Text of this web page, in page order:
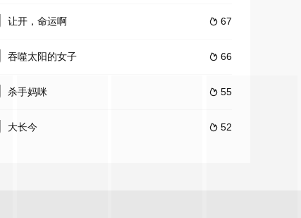
 67
让开，命运啊
 66
吞噬太阳的女子
 55
杀手妈咪
 52
大长今